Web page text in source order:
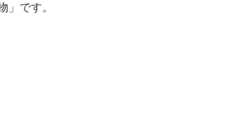
」です。